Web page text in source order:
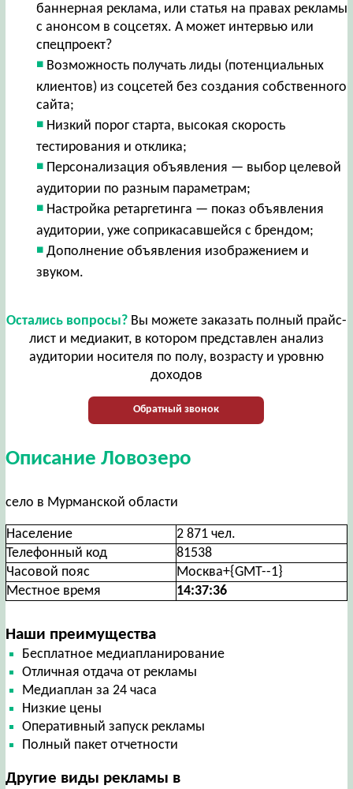
баннерная реклама, или статья на правах рекламы
с анонсом в соцсетях. А может интервью или
спецпроект?
Возможность получать лиды (потенциальных
клиентов) из соцсетей без создания собственного
сайта;
Низкий порог старта, высокая скорость
тестирования и отклика;
Персонализация объявления — выбор целевой
аудитории по разным параметрам;
Настройка ретаргетинга — показ объявления
аудитории, уже соприкасавшейся с брендом;
Дополнение объявления изображением и
звуком.
Остались вопросы?Вы можете заказать полный прайс-
лист и медиакит, в котором представлен анализ
аудитории носителя по полу, возрасту и уровню
доходов
Обратный звонок
Описание Ловозеро
село в Мурманской области
Население
2 871 чел.
Телефонный код
81538
Часовой пояс
Москва+{GMT--1}
Местное время
14:37:37
Наши преимущества
Бесплатное медиапланирование
Отличная отдача от рекламы
Медиаплан за 24 часа
Низкие цены
Оперативный запуск рекламы
Полный пакет отчетности
Другие виды рекламы в